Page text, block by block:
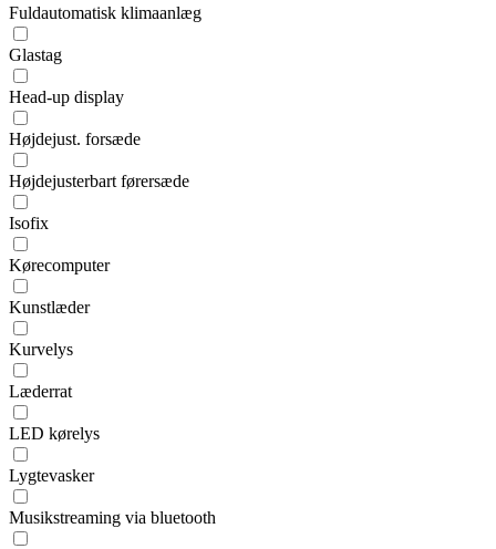
Fuldautomatisk klimaanlæg
Glastag
Head-up display
Højdejust. forsæde
Højdejusterbart førersæde
Isofix
Kørecomputer
Kunstlæder
Kurvelys
Læderrat
LED kørelys
Lygtevasker
Musikstreaming via bluetooth